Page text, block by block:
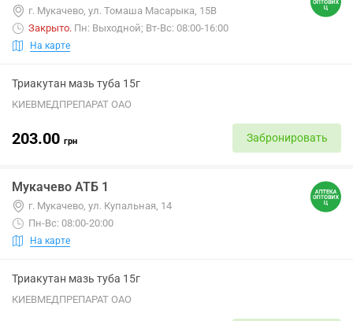
г. Мукачево, ул. Томаша Масарыка, 15В
Закрыто. Пн: Выходной; Вт-Вс: 08:00-16:00
На карте
Триакутан мазь туба 15г
КИЕВМЕДПРЕПАРАТ ОАО
203.00 грн Забронировать
Мукачево АТБ 1
г. Мукачево, ул. Купальная, 14
Пн-Вс: 08:00-20:00
На карте
Триакутан мазь туба 15г
КИЕВМЕДПРЕПАРАТ ОАО